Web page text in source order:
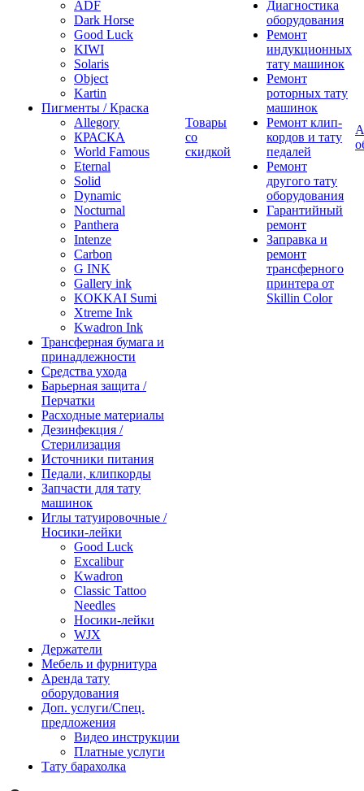
ADF
Dark Horse
Good Luck
KIWI
Solaris
Object
Kartin
Пигменты / Краска
Allegory
КРАСКА
World Famous
Eternal
Solid
Dynamic
Nocturnal
Panthera
Intenze
Carbon
G INK
Gallery ink
KOKKAI Sumi
Xtreme Ink
Kwadron Ink
Трансферная бумага и
принадлежности
Средства ухода
Барьерная защита /
Перчатки
Расходные материалы
Дезинфекция /
Стерилизация
Источники питания
Педали, клипкорды
Запчасти для тату
машинок
Иглы татуировочные /
Носики-лейки
Good Luck
Excalibur
Kwadron
Classic Tattoo
Needles
Носики-лейки
WJX
Держатели
Мебель и фурнитура
Аренда тату
оборудования
Доп. услуги/Спец.
предложения
Видео инструкции
Платные услуги
Тату барахолка
Товары
со
скидкой
Диагностика
оборудования
Ремонт
индукционных
тату машинок
Ремонт
роторных тату
машинок
Ремонт клип-
кордов и тату
педалей
Ремонт
другого тату
оборудования
Гарантийный
ремонт
Заправка и
ремонт
трансферного
принтера от
Skillin Color